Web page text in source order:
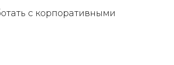
с корпоративными